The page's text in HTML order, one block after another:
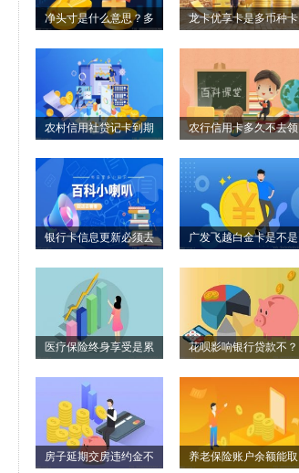
净头寸是什么意思？多
龙卡优享卡是多币种卡
农村信用社贷记卡到期
农行信用卡多久不去领
银行卡信息更新必须去
广发飞越白金卡是不是
医疗保险终身享受是累
花呗影响银行贷款不？
房子延期交房违约金不
养老保险账户余额能取